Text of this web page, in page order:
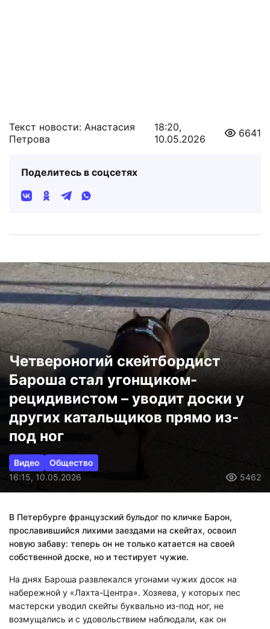
Текст новости: Анастасия
Петрова
18:20,
10.05.2026
6641
Поделитесь в соцсетях
Четвероногий скейтбордист
Бароша стал угонщиком-
рецидивистом – уводит доски у
других катальщиков прямо из-
под ног
Видео
Общество
16:15, 10.05.2026
5462
В Петербурге французский бульдог по кличке Барон,
прославившийся лихими заездами на скейтах, освоил
новую забаву: теперь он не только катается на своей
собственной доске, но и тестирует чужие.
На днях Бароша развлекался угонами чужих досок на
набережной у «Лахта-Центра». Хозяева, у которых пес
мастерски уводил скейты буквально из-под ног, не
возмущались и с удовольствием наблюдали, как он